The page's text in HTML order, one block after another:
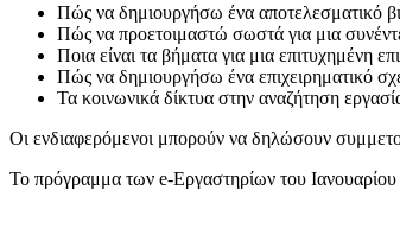
Πώς να δημιουργήσω ένα αποτελεσματικό
Πώς να προετοιμαστώ σωστά για μια
Ποια είναι τα βήματα για μια επιτυχημένη
Πώς να δημιουργήσω ένα επιχειρηματικό
Τα κοινωνικά δίκτυα στην αναζήτηση
Οι ενδιαφερόμενοι μπορούν να δηλώσουν
Το πρόγραμμα των e-Εργαστηρίων του Ιανουαρίου